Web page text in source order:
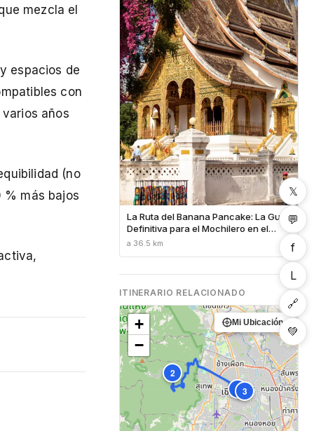
mezcla el
espacios de
con
años
(no
más bajos
La Ruta del Banana Pancake: La Guía
Definitiva para el Mochilero en el
Sudeste Asiático
a 36.5 km
ITINERARIO RELACIONADO
1
2
3
+
−
Mi Ubicación
𝕏
💬
f
L
🔗
💚